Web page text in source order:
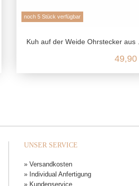
noch 5 Stück verfügbar
Kuh auf der Weide Ohrstecker aus 925 Sterling Silber
49,90
UNSER SERVICE
» Versandkosten
» Individual Anfertigung
» Kundenservice